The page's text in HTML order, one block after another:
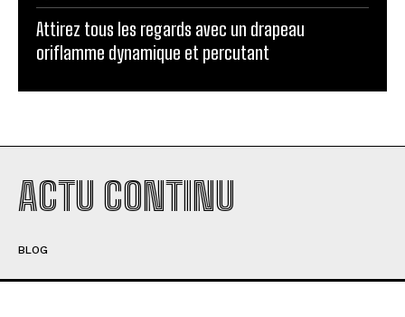
Attirez tous les regards avec un drapeau
oriflamme dynamique et percutant
ACTU CONTINU
BLOG